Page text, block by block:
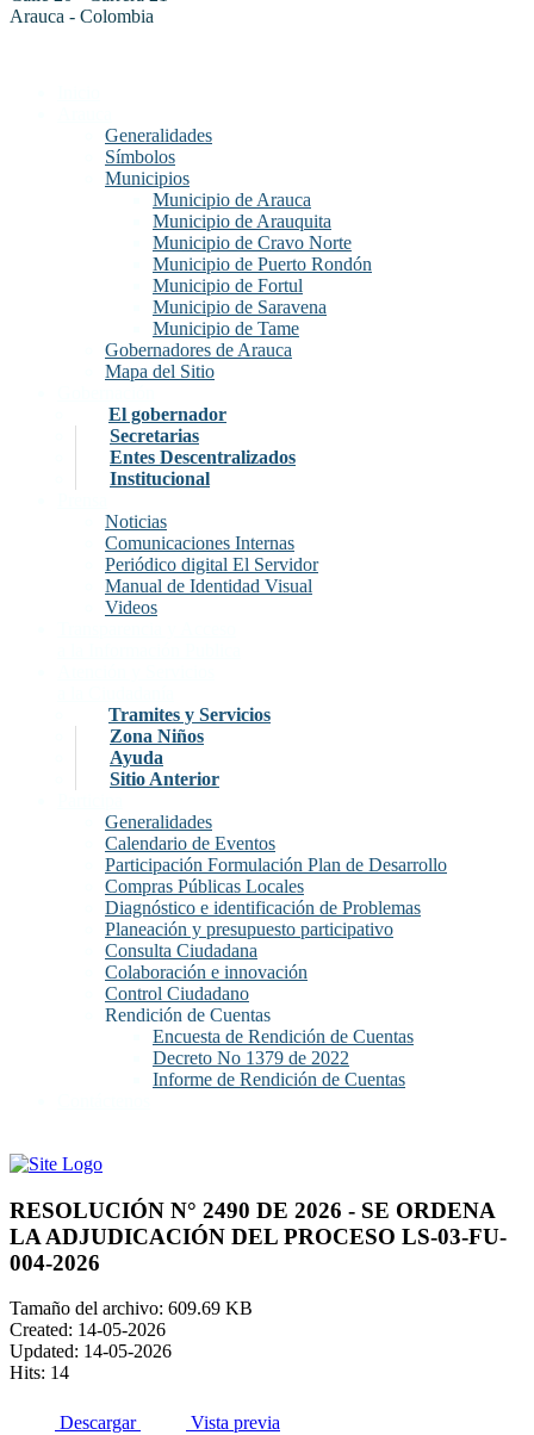
Arauca - Colombia
Generalidades
Símbolos
Municipios
Municipio de Arauca
Municipio de Arauquita
Municipio de Cravo Norte
Municipio de Puerto Rondón
Municipio de Fortul
Municipio de Saravena
Municipio de Tame
Gobernadores de Arauca
Mapa del Sitio
El gobernador
Secretarias
Entes Descentralizados
Institucional
Noticias
Comunicaciones Internas
Periódico digital El Servidor
Manual de Identidad Visual
Videos
Tramites y Servicios
Zona Niños
Ayuda
Sitio Anterior
Generalidades
Calendario de Eventos
Participación Formulación Plan de Desarrollo
Compras Públicas Locales
Diagnóstico e identificación de Problemas
Planeación y presupuesto participativo
Consulta Ciudadana
Colaboración e innovación
Control Ciudadano
Rendición de Cuentas
Encuesta de Rendición de Cuentas
Decreto No 1379 de 2022
Informe de Rendición de Cuentas
RESOLUCIÓN N° 2490 DE 2026 - SE ORDENA
LA ADJUDICACIÓN DEL PROCESO LS-03-FU-
004-2026
Tamaño del archivo: 609.69 KB
Created: 14-05-2026
Updated: 14-05-2026
Hits: 14
Descargar Vista previa